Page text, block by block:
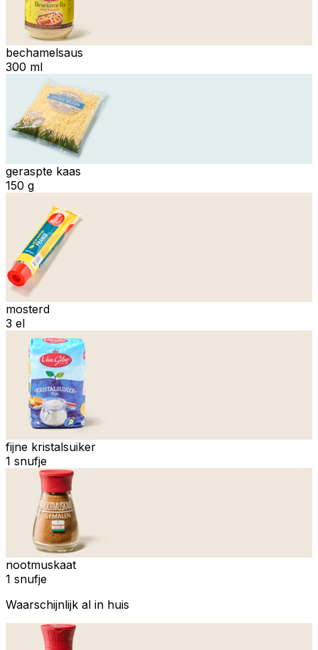
bechamelsaus
300 ml
geraspte kaas
150 g
mosterd
3 el
fijne kristalsuiker
1 snufje
nootmuskaat
1 snufje
Waarschijnlijk al in huis